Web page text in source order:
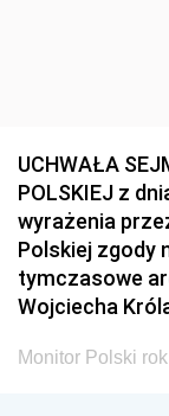
UCHWAŁA
POLSKIEJ z
wyrażenia
Polskiej zgody
tymczasowe
Wojciecha
Monitor Polski